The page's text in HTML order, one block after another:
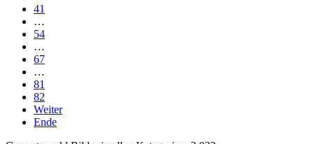
41
…
54
…
67
…
81
82
Weiter
Ende